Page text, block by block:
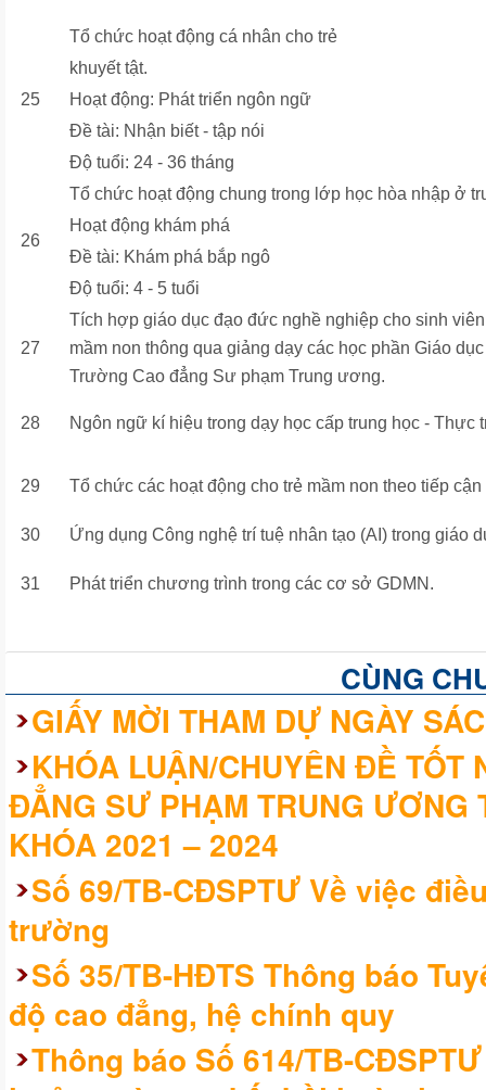
25
Tổ chức hoạt động cá nhân cho trẻ
khuyết tật.
Hoạt động: Phát triển ngôn ngữ
Đề tài: Nhận biết - tập nói
Độ tuổi: 24 - 36 tháng
26
Tổ chức hoạt động chung trong lớp học hòa nhập ở
Hoạt động khám phá
Đề tài: Khám phá bắp ngô
Độ tuổi: 4 - 5 tuổi
27
Tích hợp giáo dục đạo đức nghề nghiệp cho sinh
mầm non thông qua giảng dạy các học phần Giáo
Trường Cao đẳng Sư phạm Trung ương.
28 Ngôn ngữ kí hiệu trong dạy học cấp trung học - Thực
29 Tổ chức các hoạt động cho trẻ mầm non theo tiếp
30 Ứng dụng Công nghệ trí tuệ nhân tạo (AI) trong giáo
31 Phát triển chương trình trong các cơ sở GDMN.
CÙNG
GIẤY MỜI THAM DỰ NGÀY
KHÓA LUẬN/CHUYÊN ĐỀ TỐT
ĐẲNG SƯ PHẠM TRUNG ƯƠNG
KHÓA 2021 – 2024
Số 69/TB-CĐSPTƯ Về việc
trường
Số 35/TB-HĐTS Thông báo
độ cao đẳng, hệ chính quy
Thông báo Số 614/TB-